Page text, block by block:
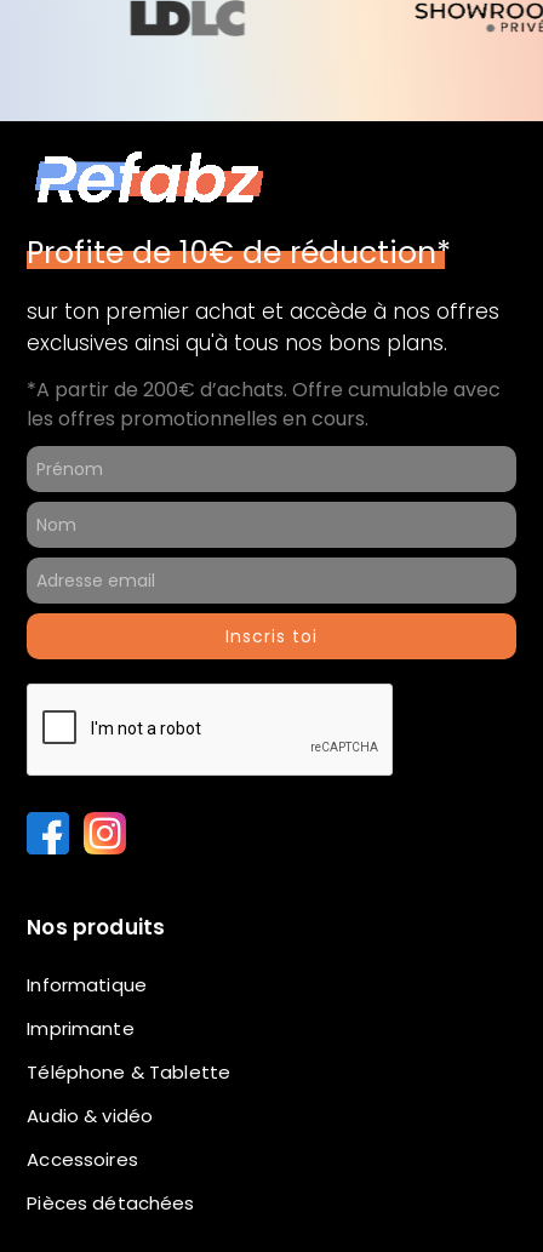
Profite de 10€ de réduction*
sur ton premier achat et accède à nos offres
exclusives ainsi qu'à tous nos bons plans.
*A partir de 200€ d’achats. Offre cumulable avec
les offres promotionnelles en cours.
Inscris toi
Nos produits
Informatique
Imprimante
Téléphone & Tablette
Audio & vidéo
Accessoires
Pièces détachées